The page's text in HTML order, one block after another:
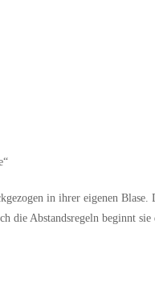
in ihrer eigenen Blase.
die Abstandsregeln beginnt